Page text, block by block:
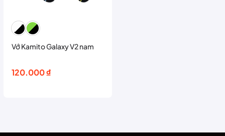
Vớ Kamito Galaxy V2 nam
120.000₫